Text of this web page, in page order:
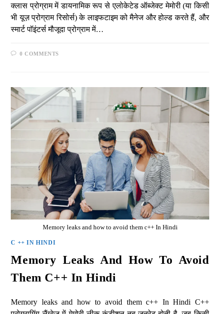
क्लास प्रोग्राम में डायनामिक रूप से एलोकेटेड ऑब्जेक्ट मेमोरी (या किसी
भी यूज़ प्रोग्राम रिसोर्स) के लाइफटाइम को मैनेज और होल्ड करते हैं, और
स्मार्ट पॉइंटर्स मौजूदा प्रोग्राम में…
0 COMMENTS
Memory leaks and how to avoid them c++ In Hindi
C ++ IN HINDI
Memory Leaks And How To Avoid
Them C++ In Hindi
Memory leaks and how to avoid them c++ In Hindi C++